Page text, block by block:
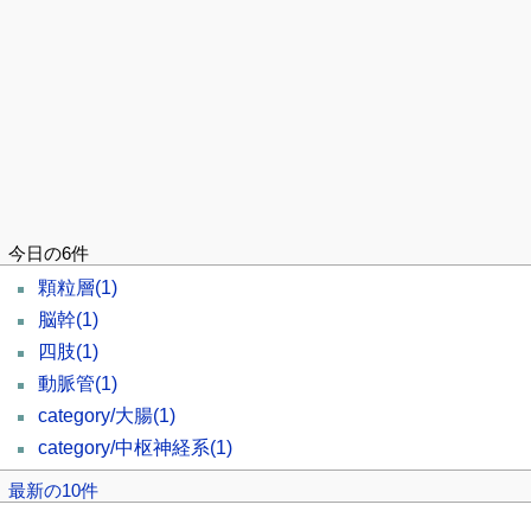
今日の6件
顆粒層(1)
脳幹(1)
四肢(1)
動脈管(1)
category/大腸(1)
category/中枢神経系(1)
最新の10件